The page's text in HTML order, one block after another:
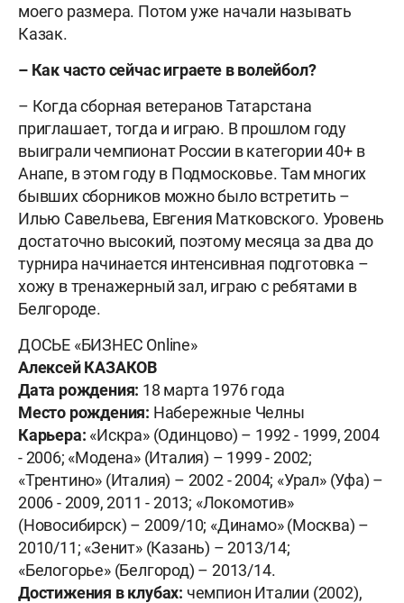
моего размера. Потом уже начали называть
Казак.
– Как часто сейчас играете в волейбол?
– Когда сборная ветеранов Татарстана
приглашает, тогда и играю. В прошлом году
выиграли чемпионат России в категории 40+ в
Анапе, в этом году в Подмосковье. Там многих
бывших сборников можно было встретить –
Илью Савельева, Евгения Матковского. Уровень
достаточно высокий, поэтому месяца за два до
турнира начинается интенсивная подготовка –
хожу в тренажерный зал, играю с ребятами в
Белгороде.
ДОСЬЕ «БИЗНЕС Online»
Алексей КАЗАКОВ
Дата рождения: 18 марта 1976 года
Место рождения: Набережные Челны
Карьера: «Искра» (Одинцово) – 1992 - 1999, 2004
- 2006; «Модена» (Италия) – 1999 - 2002;
«Трентино» (Италия) – 2002 - 2004; «Урал» (Уфа) –
2006 - 2009, 2011 - 2013; «Локомотив»
(Новосибирск) – 2009/10; «Динамо» (Москва) –
2010/11; «Зенит» (Казань) – 2013/14;
«Белогорье» (Белгород) – 2013/14.
Достижения в клубах: чемпион Италии (2002),